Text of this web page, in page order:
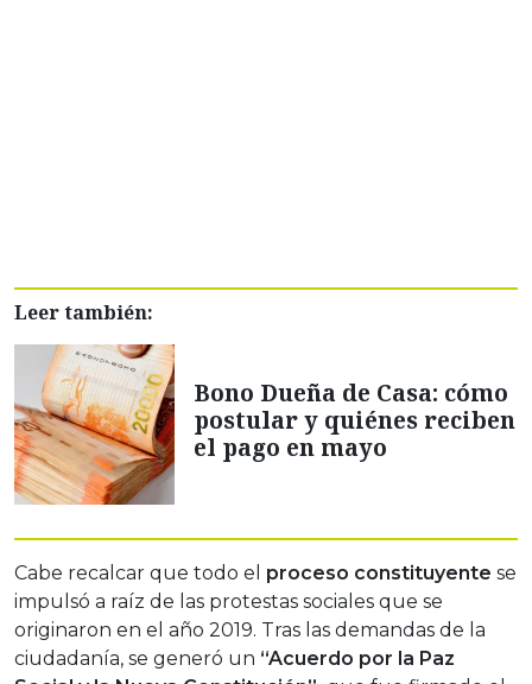
Leer también:
Bono Dueña de Casa: cómo
postular y quiénes reciben
el pago en mayo
Cabe recalcar que todo el proceso constituyente se
impulsó a raíz de las protestas sociales que se
originaron en el año 2019. Tras las demandas de la
ciudadanía, se generó un “Acuerdo por la Paz